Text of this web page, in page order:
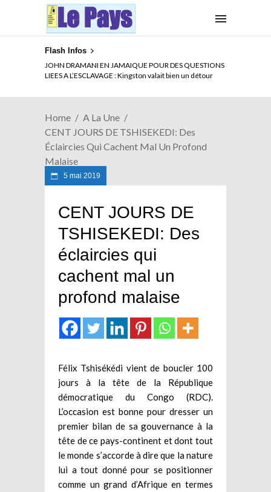
Flash Infos
ELECTION DE TALON A LA TETE DU SENAT BENINOIS :
Quand Patrice quitte le pouvoir sans partir !
Home
A La Une
CENT JOURS DE TSHISEKEDI: Des
Éclaircies Qui Cachent Mal Un Profond
Malaise
5 mai 2019
CENT JOURS DE
TSHISEKEDI: Des
éclaircies qui
cachent mal un
profond malaise
Félix Tshisékédi vient de boucler 100
jours à la tête de la République
démocratique du Congo (RDC).
L’occasion est bonne pour dresser un
premier bilan de sa gouvernance à la
tête de ce pays-continent et dont tout
le monde s’accorde à dire que la nature
lui a tout donné pour se positionner
comme un grand d’Afrique en termes